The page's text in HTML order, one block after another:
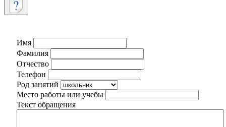
Имя
Фамилия
Отчество
Телефон
Род занятий
Место работы или учебы
Текст обращения